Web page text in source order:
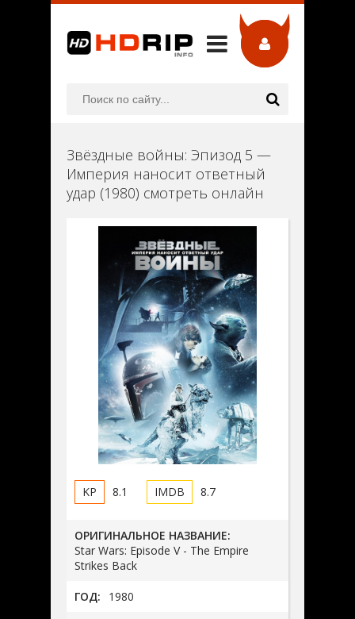
Звёздные войны: Эпизод 5 —
Империя наносит ответный
удар (1980) смотреть онлайн
8.1 8.7
ОРИГИНАЛЬНОЕ НАЗВАНИЕ:
Star Wars: Episode V - The Empire
Strikes Back
ГОД: 1980